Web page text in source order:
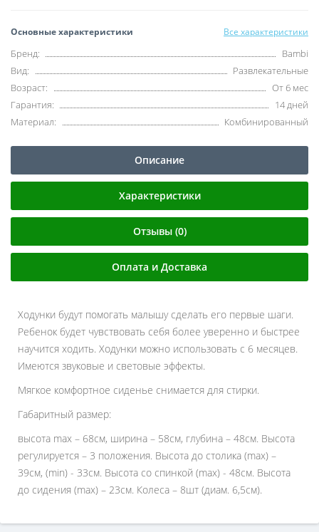
Основные характеристики Все характеристики
Бренд:
Bambi
Вид:
Развлекательные
Возраст:
От 6 мес
Гарантия:
14 дней
Материал:
Комбинированный
Описание
Характеристики
Отзывы (0)
Оплата и Доставка
Ходунки будут помогать малышу сделать его первые шаги.
Ребенок будет чувствовать себя более уверенно и быстрее
научится ходить. Ходунки можно использовать с 6 месяцев.
Имеются звуковые и световые эффекты.
Мягкое комфортное сиденье снимается для стирки.
Габаритный размер:
высота max – 68см, ширина – 58см, глубина – 48см. Высота
регулируется – 3 положения. Высота до столика (max) –
39см, (min) - 33см. Высота со спинкой (max) - 48см. Высота
до сидения (max) – 23см. Колеса – 8шт (диам. 6,5см).